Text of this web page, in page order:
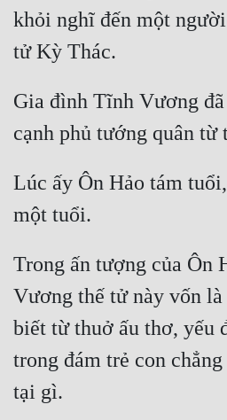
Truyện ngắn
Xa Lộ Dịch
Cung Đấu
Cạnh Kỹ
Cổ Tiên Hiệp
Cổ Đại
Dã Sử
Dị Giới
Dị Năng
Gia Đấu
khỏi nghĩ đến một
Gia đình Tĩnh Vương
Lúc ấy Ôn Hảo tám
Trong ấn tượng của Ôn
Vương thế tử này vốn
biết từ thuở ấu thơ, yếu
trong đám trẻ con